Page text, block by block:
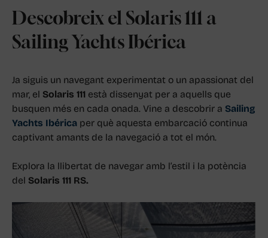
Descobreix el Solaris 111 a
Sailing Yachts Ibérica
Ja siguis un navegant experimentat o un apassionat del
mar, el Solaris 111 està dissenyat per a aquells que
busquen més en cada onada. Vine a descobrir a Sailing
Yachts Ibérica per què aquesta embarcació continua
captivant amants de la navegació a tot el món.
Explora la llibertat de navegar amb l’estil i la potència
del Solaris 111 RS.